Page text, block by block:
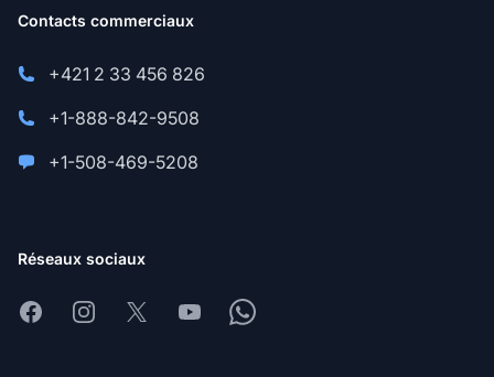
Contacts commerciaux
+421 2 33 456 826
+1-888-842-9508
+1-508-469-5208
Réseaux sociaux
FacebookInstagram
X YoutubeWhatsapp